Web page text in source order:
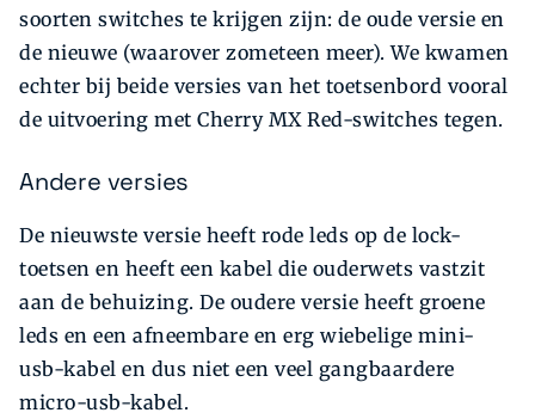
soorten switches te krijgen zijn: de oude versie en
de nieuwe (waarover zometeen meer). We kwamen
echter bij beide versies van het toetsenbord vooral
de uitvoering met Cherry MX Red-switches tegen.
Andere versies
De nieuwste versie heeft rode leds op de lock-
toetsen en heeft een kabel die ouderwets vastzit
aan de behuizing. De oudere versie heeft groene
leds en een afneembare en erg wiebelige mini-
usb-kabel en dus niet een veel gangbaardere
micro-usb-kabel.